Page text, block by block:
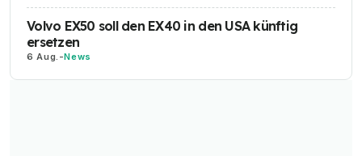
Volvo EX50 soll den EX40 in den USA künftig
ersetzen
6 Aug. -News